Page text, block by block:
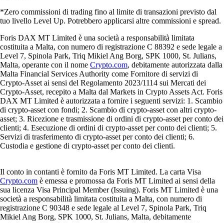
*Zero commissioni di trading fino al limite di transazioni previsto dal
tuo livello Level Up. Potrebbero applicarsi altre commissioni e spread.
Foris DAX MT Limited è una società a responsabilità limitata
costituita a Malta, con numero di registrazione C 88392 e sede legale a
Level 7, Spinola Park, Triq Mikiel Ang Borg, SPK 1000, St. Julians,
Malta, operante con il nome Crypto.com, debitamente autorizzata dalla
Malta Financial Services Authority come Fornitore di servizi di
Crypto-Asset ai sensi del Regolamento 2023/1114 sui Mercati dei
Crypto-Asset, recepito a Malta dal Markets in Crypto Assets Act. Foris
DAX MT Limited è autorizzata a fornire i seguenti servizi: 1. Scambio
di crypto-asset con fondi; 2. Scambio di crypto-asset con altri crypto-
asset; 3. Ricezione e trasmissione di ordini di crypto-asset per conto dei
clienti; 4. Esecuzione di ordini di crypto-asset per conto dei clienti; 5.
Servizi di trasferimento di crypto-asset per conto dei clienti; 6.
Custodia e gestione di crypto-asset per conto dei clienti.
Il conto in contanti è fornito da Foris MT Limited. La carta Visa
Crypto.com è emessa e promossa da Foris MT Limited ai sensi della
sua licenza Visa Principal Member (Issuing). Foris MT Limited è una
società a responsabilità limitata costituita a Malta, con numero di
registrazione C 90348 e sede legale al Level 7, Spinola Park, Triq
Mikiel Ang Borg, SPK 1000, St. Julians, Malta, debitamente